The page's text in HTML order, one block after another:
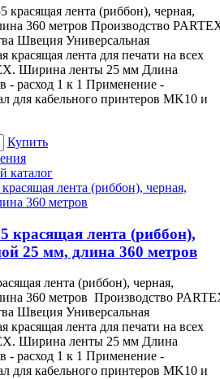
лента (риббон), черная,
360 метров Производство
Швеция Универсальная
красящая лента для печати на всех
Ширина ленты 25 мм Длина
- расход 1 к 1 Применение -
для кабельного принтеров MK10 и
Купить
каталог
красящая лента (риббон),
25 мм, длина 360 метров
лента (риббон), черная,
360 метров Производство
Швеция Универсальная
красящая лента для печати на всех
Ширина ленты 25 мм Длина
- расход 1 к 1 Применение -
для кабельного принтеров MK10 и